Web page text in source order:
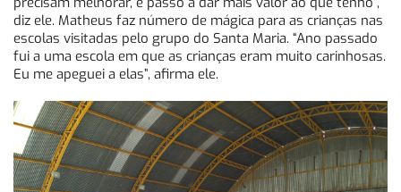
diz ele. Matheus faz número de mágica para as crianças nas
escolas visitadas pelo grupo do Santa Maria. “Ano passado
fui a uma escola em que as crianças eram muito carinhosas.
Eu me apeguei a elas”, afirma ele.